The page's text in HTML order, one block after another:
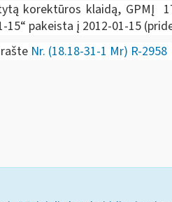
korektūros klaidą, GPMĮ
pakeista į 2012-01-15
Nr. (18.18-31-1 Mr) R-2958